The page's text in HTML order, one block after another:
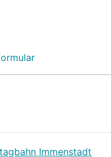
Immenstadt